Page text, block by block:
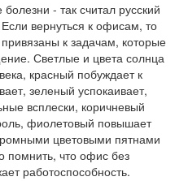
- так считал русский
вернуться к офисам, то
к задачам, которые
Светлые и цвета солнца
красный побуждает к
зеленый успокаивает,
всплески, коричневый
фиолетовый повышает
цветовыми пятнами
помнить, что офис без
работоспособность.